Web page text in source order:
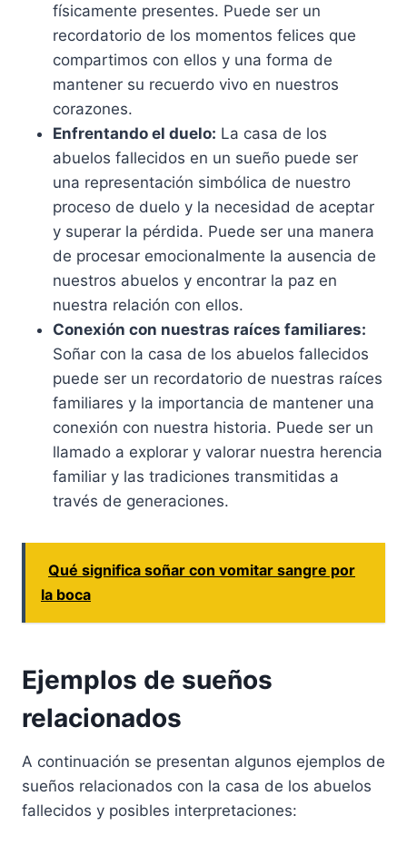
físicamente presentes. Puede ser un
recordatorio de los momentos felices que
compartimos con ellos y una forma de
mantener su recuerdo vivo en nuestros
corazones.
Enfrentando el duelo: La casa de los
abuelos fallecidos en un sueño puede ser
una representación simbólica de nuestro
proceso de duelo y la necesidad de aceptar
y superar la pérdida. Puede ser una manera
de procesar emocionalmente la ausencia de
nuestros abuelos y encontrar la paz en
nuestra relación con ellos.
Conexión con nuestras raíces familiares:
Soñar con la casa de los abuelos fallecidos
puede ser un recordatorio de nuestras raíces
familiares y la importancia de mantener una
conexión con nuestra historia. Puede ser un
llamado a explorar y valorar nuestra herencia
familiar y las tradiciones transmitidas a
través de generaciones.
Qué significa soñar con vomitar sangre por
la boca
Ejemplos de sueños
relacionados
A continuación se presentan algunos ejemplos de
sueños relacionados con la casa de los abuelos
fallecidos y posibles interpretaciones: